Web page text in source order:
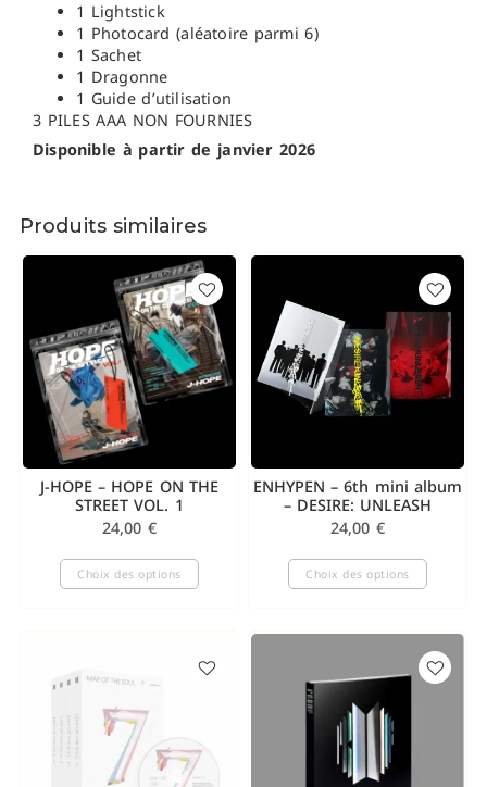
1 Lightstick
1 Photocard (aléatoire parmi 6)
1 Sachet
1 Dragonne
1 Guide d’utilisation
3 PILES AAA NON FOURNIES
Disponible à partir de janvier 2026
Produits similaires
J-HOPE – HOPE ON THE
STREET VOL. 1
24,00 €
Choix des options
ENHYPEN – 6th mini album
– DESIRE: UNLEASH
24,00 €
Choix des options